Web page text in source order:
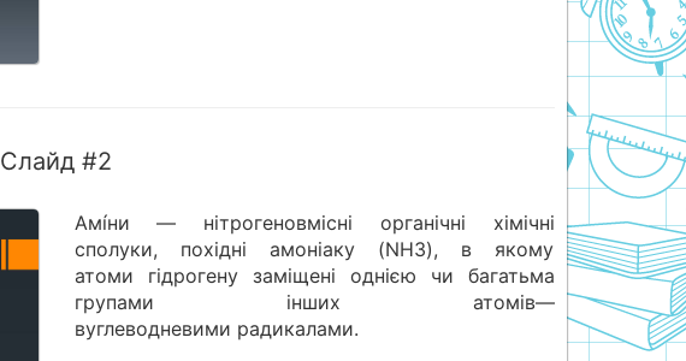
Слайд #2
Амі́ни — нітрогеновмісні органічні хімічні
сполуки, похідні амоніаку (NH3), в якому
атоми гідрогену заміщені однією чи багатьма
групами інших атомів—
вуглеводневими радикалами.